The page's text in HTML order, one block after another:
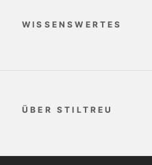
WISSENSWERTES
ÜBER STILTREU